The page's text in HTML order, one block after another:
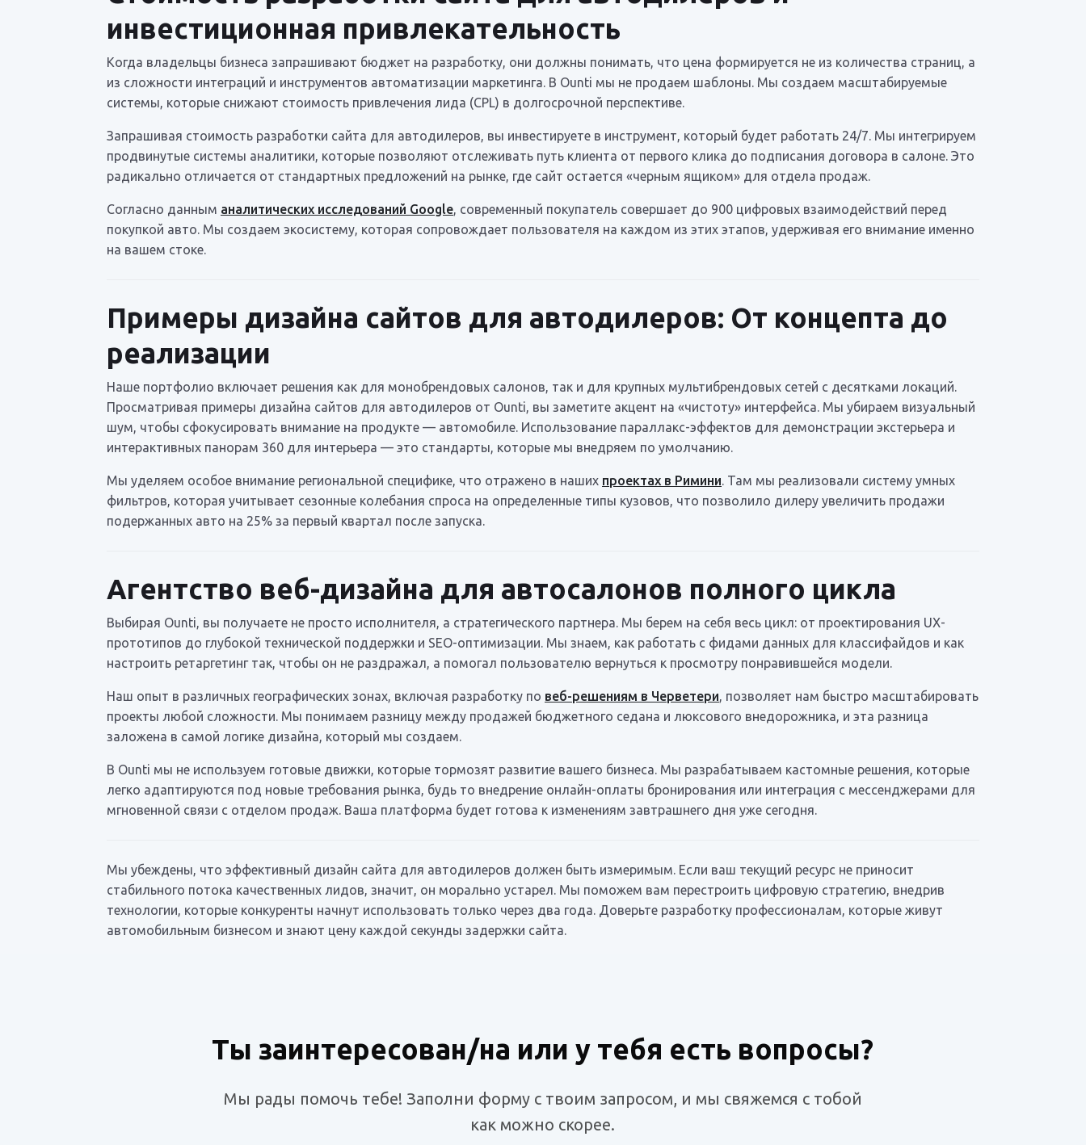
инвестиционная привлекательность
Когда владельцы бизнеса запрашивают бюджет на разработку, они должны понимать, что цена формируется не из количества страниц, а
из сложности интеграций и инструментов автоматизации маркетинга. В Ounti мы не продаем шаблоны. Мы создаем масштабируемые
системы, которые снижают стоимость привлечения лида (CPL) в долгосрочной перспективе.
Запрашивая стоимость разработки сайта для автодилеров, вы инвестируете в инструмент, который будет работать 24/7. Мы интегрируем
продвинутые системы аналитики, которые позволяют отслеживать путь клиента от первого клика до подписания договора в салоне. Это
радикально отличается от стандартных предложений на рынке, где сайт остается «черным ящиком» для отдела продаж.
Согласно данным аналитических исследований Google, современный покупатель совершает до 900 цифровых взаимодействий перед
покупкой авто. Мы создаем экосистему, которая сопровождает пользователя на каждом из этих этапов, удерживая его внимание именно
на вашем стоке.
Примеры дизайна сайтов для автодилеров: От концепта до
реализации
Наше портфолио включает решения как для монобрендовых салонов, так и для крупных мультибрендовых сетей с десятками локаций.
Просматривая примеры дизайна сайтов для автодилеров от Ounti, вы заметите акцент на «чистоту» интерфейса. Мы убираем визуальный
шум, чтобы сфокусировать внимание на продукте — автомобиле. Использование параллакс-эффектов для демонстрации экстерьера и
интерактивных панорам 360 для интерьера — это стандарты, которые мы внедряем по умолчанию.
Мы уделяем особое внимание региональной специфике, что отражено в наших проектах в Римини. Там мы реализовали систему умных
фильтров, которая учитывает сезонные колебания спроса на определенные типы кузовов, что позволило дилеру увеличить продажи
подержанных авто на 25% за первый квартал после запуска.
Агентство веб-дизайна для автосалонов полного цикла
Выбирая Ounti, вы получаете не просто исполнителя, а стратегического партнера. Мы берем на себя весь цикл: от проектирования UX-
прототипов до глубокой технической поддержки и SEO-оптимизации. Мы знаем, как работать с фидами данных для классифайдов и как
настроить ретаргетинг так, чтобы он не раздражал, а помогал пользователю вернуться к просмотру понравившейся модели.
Наш опыт в различных географических зонах, включая разработку по веб-решениям в Черветери, позволяет нам быстро масштабировать
проекты любой сложности. Мы понимаем разницу между продажей бюджетного седана и люксового внедорожника, и эта разница
заложена в самой логике дизайна, который мы создаем.
В Ounti мы не используем готовые движки, которые тормозят развитие вашего бизнеса. Мы разрабатываем кастомные решения, которые
легко адаптируются под новые требования рынка, будь то внедрение онлайн-оплаты бронирования или интеграция с мессенджерами для
мгновенной связи с отделом продаж. Ваша платформа будет готова к изменениям завтрашнего дня уже сегодня.
Мы убеждены, что эффективный дизайн сайта для автодилеров должен быть измеримым. Если ваш текущий ресурс не приносит
стабильного потока качественных лидов, значит, он морально устарел. Мы поможем вам перестроить цифровую стратегию, внедрив
технологии, которые конкуренты начнут использовать только через два года. Доверьте разработку профессионалам, которые живут
автомобильным бизнесом и знают цену каждой секунды задержки сайта.
Ты заинтересован/на или у тебя есть вопросы?
Мы рады помочь тебе! Заполни форму с твоим запросом, и мы свяжемся с тобой
как можно скорее.